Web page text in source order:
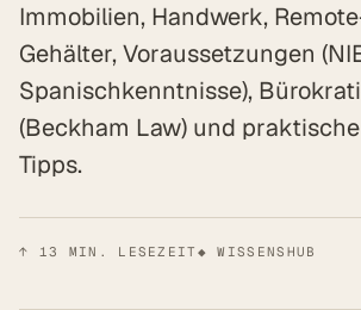
Immobilien, Handwerk,
Gehälter, Voraussetzungen
Spanischkenntnisse),
(Beckham Law) und
Tipps.
↑ 13 MIN. LESEZEIT ◆ WISSENSHUB